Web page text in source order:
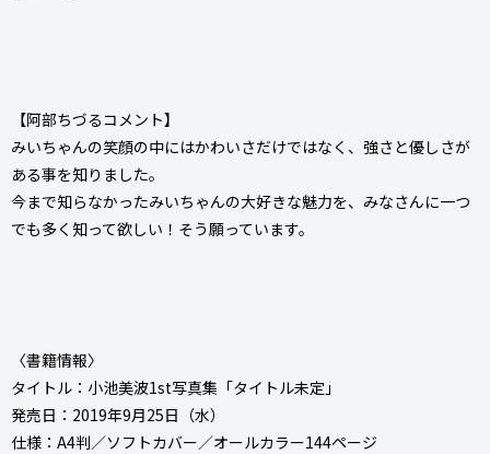
【阿部ちづるコメント】
みいちゃんの笑顔の中にはかわいさだけではなく、強さと優しさが
ある事を知りました。
今まで知らなかったみいちゃんの大好きな魅力を、みなさんに一つ
でも多く知って欲しい！そう願っています。
〈書籍情報〉
タイトル：小池美波1st写真集「タイトル未定」
発売日：2019年9月25日（水）
仕様：A4判／ソフトカバー／オールカラー144ページ